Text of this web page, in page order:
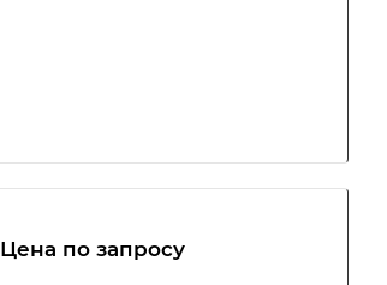
Цена по запросу